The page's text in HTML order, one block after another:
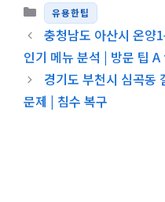
카테고리
유용한팁
충청남도 아산시 온양
인기 메뉴 분석 | 방문 팁
경기도 부천시 심곡동
문제 | 침수 복구